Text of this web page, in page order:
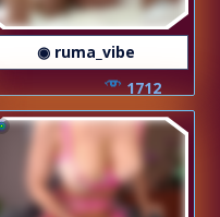
◉ ruma_vibe
1712